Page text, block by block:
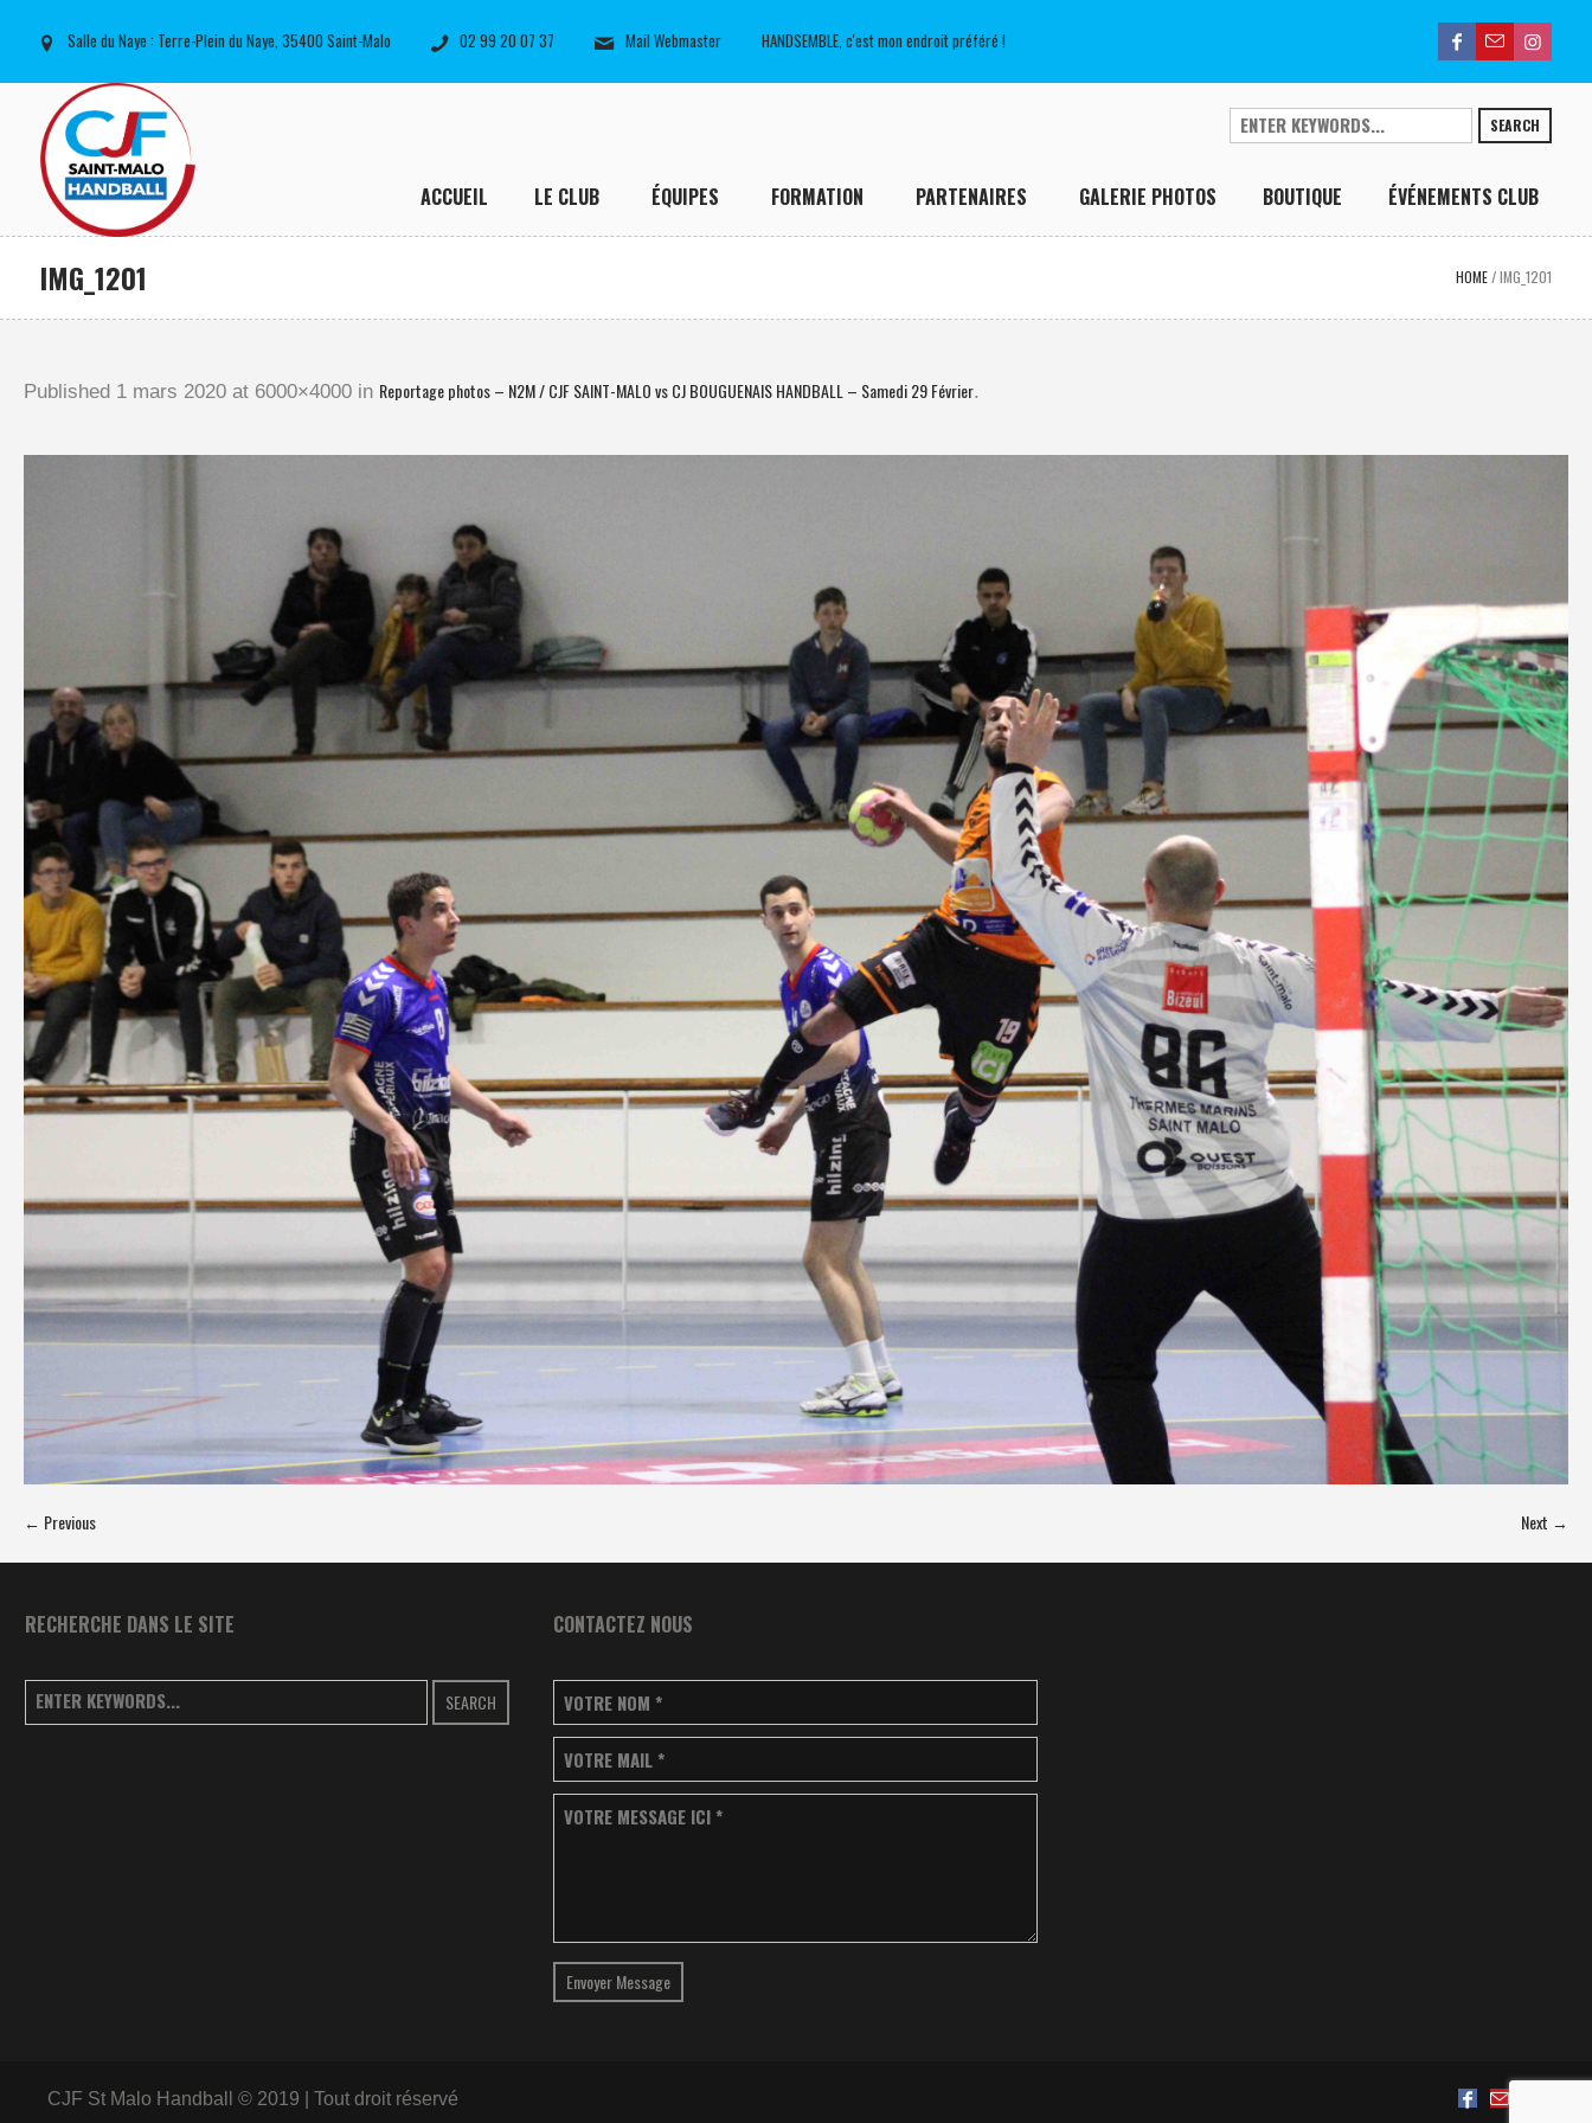
Salle du Naye : Terre-Plein du Naye, 35400 Saint-Malo 02 99 20 07 37 Mail Webmaster HANDSEMBLE, c'est mon endroit préféré !
SEARCH
ACCUEIL LE CLUB ÉQUIPES FORMATION PARTENAIRES GALERIE PHOTOS BOUTIQUE ÉVÉNEMENTS CLUB
IMG_1201 HOME /IMG_1201
Published 1 mars 2020 at 6000×4000 in Reportage photos – N2M / CJF SAINT-MALO vs CJ BOUGUENAIS HANDBALL – Samedi 29 Février.
← Previous Next →
RECHERCHE DANS LE SITE
SEARCH
CONTACTEZ NOUS
VOTRE NOM *
VOTRE MAIL *
VOTRE MESSAGE ICI *
Envoyer Message
CJF St Malo Handball © 2019 | Tout droit réservé